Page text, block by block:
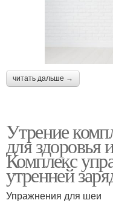
читать дальше →
Утрение
для здоровья
Комплекс
утренней
Упражнения для шеи